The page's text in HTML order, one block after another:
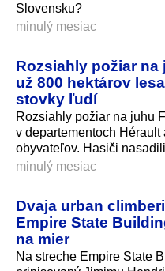
Slovensku?
minulý mesiac
Rozsiahly požiar
už 800 hektárov
stovky ľudí
Rozsiahly požiar na juhu
v departementoch
obyvateľov. Hasiči
minulý mesiac
Dvaja urban
Empire State
na mier
Na streche Empire State